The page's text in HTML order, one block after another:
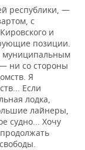
республики, —
с
и
позиции.
муниципальным
ни со стороны
Я
Если
лодка,
лайнеры,
судно... Хочу